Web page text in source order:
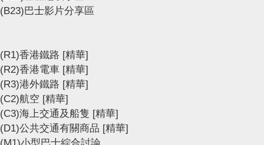
(B23)巴士影片分享區
(R1)香港鐵路 [精華]
(R2)香港電車 [精華]
(R3)港外鐵路 [精華]
(C2)航空 [精華]
(C3)海上交通及船隻 [精華]
(D1)公共交通有關商品 [精華]